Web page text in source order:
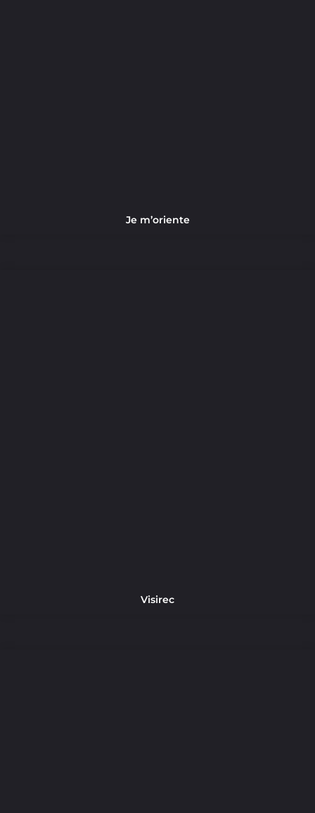
Je m’oriente
Visirec